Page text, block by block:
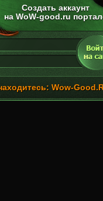
Создать аккаунт
на WoW-good.ru
Wow-